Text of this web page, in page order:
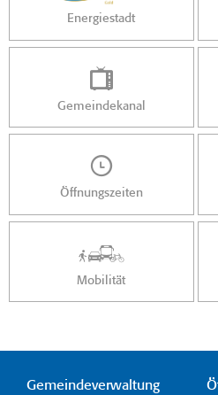
Energiestadt
Gemeindekanal
Öffnungszeiten
Mobilität
Gemeindeverwaltung